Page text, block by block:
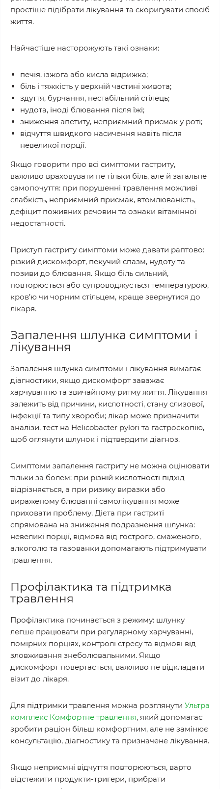
простіше підібрати лікування та скоригувати спосіб
життя.
Найчастіше насторожують такі ознаки:
печія, ізжога або кисла відрижка;
біль і тяжкість у верхній частині живота;
здуття, бурчання, нестабільний стілець;
нудота, іноді блювання після їжі;
зниження апетиту, неприємний присмак у роті;
відчуття швидкого насичення навіть після
невеликої порції.
Якщо говорити про всі симптоми гастриту,
важливо враховувати не тільки біль, але й загальне
самопочуття: при порушенні травлення можливі
слабкість, неприємний присмак, втомлюваність,
дефіцит поживних речовин та ознаки вітамінної
недостатності.
Приступ гастриту симптоми може давати раптово:
різкий дискомфорт, пекучий спазм, нудоту та
позиви до блювання. Якщо біль сильний,
повторюється або супроводжується температурою,
кров’ю чи чорним стільцем, краще звернутися до
лікаря.
Запалення шлунка симптоми і
лікування
Запалення шлунка симптоми і лікування вимагає
діагностики, якщо дискомфорт заважає
харчуванню та звичайному ритму життя. Лікування
залежить від причини, кислотності, стану слизової,
інфекції та типу хвороби; лікар може призначити
аналізи, тест на Helicobacter pylori та гастроскопію,
щоб оглянути шлунок і підтвердити діагноз.
Симптоми запалення гастриту не можна оцінювати
тільки за болем: при різній кислотності підхід
відрізняється, а при ризику виразки або
вираженому блюванні самолікування може
приховати проблему. Дієта при гастриті
спрямована на зниження подразнення шлунка:
невеликі порції, відмова від гострого, смаженого,
алкоголю та газованки допомагають підтримувати
травлення.
Профілактика та підтримка
травлення
Профілактика починається з режиму: шлунку
легше працювати при регулярному харчуванні,
помірних порціях, контролі стресу та відмові від
зловживання знеболювальними. Якщо
дискомфорт повертається, важливо не відкладати
візит до лікаря.
Для підтримки травлення можна розглянути Ультра
комплекс Комфортне травлення, який допомагає
зробити раціон більш комфортним, але не замінює
консультацію, діагностику та призначене лікування.
Якщо неприємні відчуття повторюються, варто
відстежити продукти-тригери, прибрати